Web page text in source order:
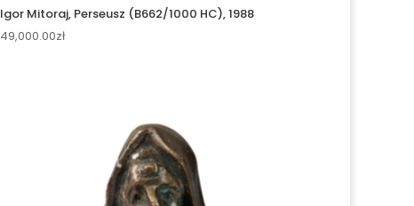
Igor Mitoraj, Perseusz (B662/1000 HC), 1988
49,000.00zł